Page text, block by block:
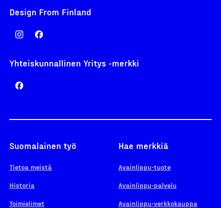
Design From Finland
Yhteiskunnallinen Yritys -merkki
Suomalainen työ
Tietoa meistä
Historia
Toimielimet
Hae merkkiä
Avainlippu-tuote
Avainlippu-palvelu
Avainlippu-verkkokauppa